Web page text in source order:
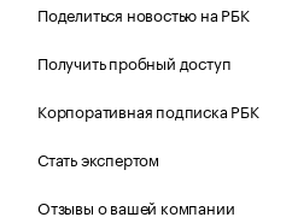
Поделиться новостью на РБК
Получить пробный доступ
Корпоративная подписка РБК
Стать экспертом
Отзывы о вашей компании